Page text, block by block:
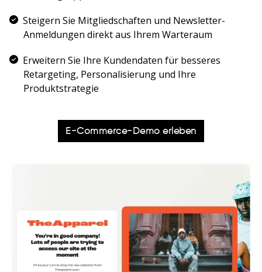
Steigern Sie Mitgliedschaften und Newsletter-
Anmeldungen direkt aus Ihrem Warteraum
Erweitern Sie Ihre Kundendaten für besseres
Retargeting, Personalisierung und Ihre
Produktstrategie
E-Commerce-Demo erleben